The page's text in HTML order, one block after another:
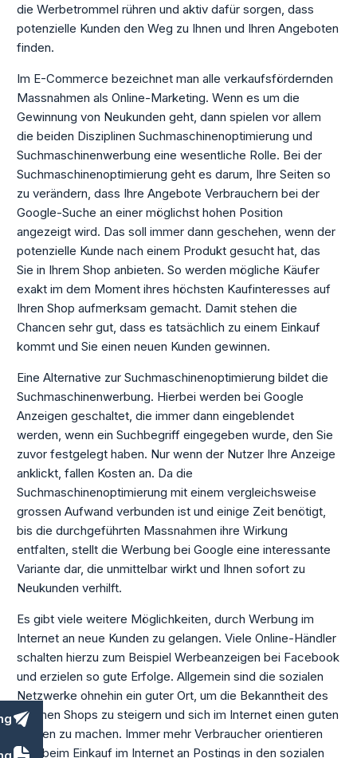
die Werbetrommel rühren und aktiv dafür sorgen, dass
potenzielle Kunden den Weg zu Ihnen und Ihren Angeboten
finden.
Im E-Commerce bezeichnet man alle verkaufsfördernden
Massnahmen als Online-Marketing. Wenn es um die
Gewinnung von Neukunden geht, dann spielen vor allem
die beiden Disziplinen Suchmaschinenoptimierung und
Suchmaschinenwerbung eine wesentliche Rolle. Bei der
Suchmaschinenoptimierung geht es darum, Ihre Seiten so
zu verändern, dass Ihre Angebote Verbrauchern bei der
Google-Suche an einer möglichst hohen Position
angezeigt wird. Das soll immer dann geschehen, wenn der
potenzielle Kunde nach einem Produkt gesucht hat, das
Sie in Ihrem Shop anbieten. So werden mögliche Käufer
exakt im dem Moment ihres höchsten Kaufinteresses auf
Ihren Shop aufmerksam gemacht. Damit stehen die
Chancen sehr gut, dass es tatsächlich zu einem Einkauf
kommt und Sie einen neuen Kunden gewinnen.
Eine Alternative zur Suchmaschinenoptimierung bildet die
Suchmaschinenwerbung. Hierbei werden bei Google
Anzeigen geschaltet, die immer dann eingeblendet
werden, wenn ein Suchbegriff eingegeben wurde, den Sie
zuvor festgelegt haben. Nur wenn der Nutzer Ihre Anzeige
anklickt, fallen Kosten an. Da die
Suchmaschinenoptimierung mit einem vergleichsweise
grossen Aufwand verbunden ist und einige Zeit benötigt,
bis die durchgeführten Massnahmen ihre Wirkung
entfalten, stellt die Werbung bei Google eine interessante
Variante dar, die unmittelbar wirkt und Ihnen sofort zu
Neukunden verhilft.
Es gibt viele weitere Möglichkeiten, durch Werbung im
Internet an neue Kunden zu gelangen. Viele Online-Händler
schalten hierzu zum Beispiel Werbeanzeigen bei Facebook
und erzielen so gute Erfolge. Allgemein sind die sozialen
Netzwerke ohnehin ein guter Ort, um die Bekanntheit des
eigenen Shops zu steigern und sich im Internet einen guten
Namen zu machen. Immer mehr Verbraucher orientieren
sich beim Einkauf im Internet an Postings in den sozialen